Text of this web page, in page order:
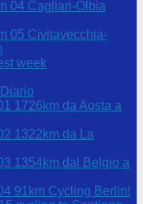
04 Cagliari-Olbia
05 Civitavecchia-
week
1726km da Aosta a
1322km da La
1354km dal Belgio a
91km Cycling Berlin!